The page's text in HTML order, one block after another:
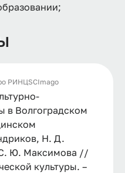
РИНЦSCImago
в Волгоградском
Н. Д.
Ю. Максимова //
культуры. –